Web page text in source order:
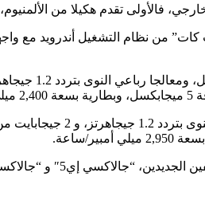
تقدم هكيلا من الألمنيوم،